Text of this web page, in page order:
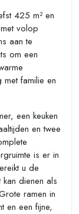
425 m² en
volop
aan te
om een
familie en
een keuken
en twee
is er in
u de
dienen als
ramen in
en een fijne,